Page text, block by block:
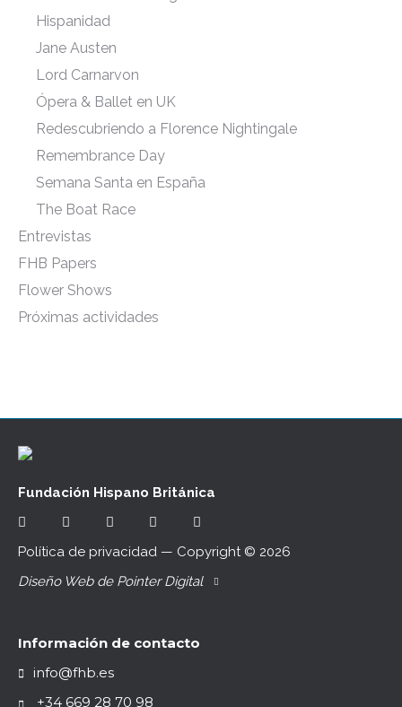
Hispanidad
Jane Austen
Lord Carnarvon
Ópera & Ballet en UK
Redescubriendo a Florence Nightingale
Remembrance Day
Semana Santa en España
The Boat Race
Entrevistas
FHB Papers
Flower Shows
Próximas actividades
Fundación Hispano Británica
Política de privacidad — Copyright © 2026
Diseño Web de Pointer Digital
Información de contacto
info@fhb.es
+34 669 28 70 98